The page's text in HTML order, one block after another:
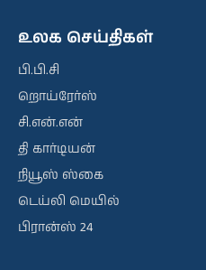
உலக செய்திகள்
பி.பி.சி
றொய்ரேர்ஸ்
சி.என்.என்
தி கார்டியன்
நியூஸ் ஸ்கை
டெய்லி மெயில்
பிரான்ஸ் 24